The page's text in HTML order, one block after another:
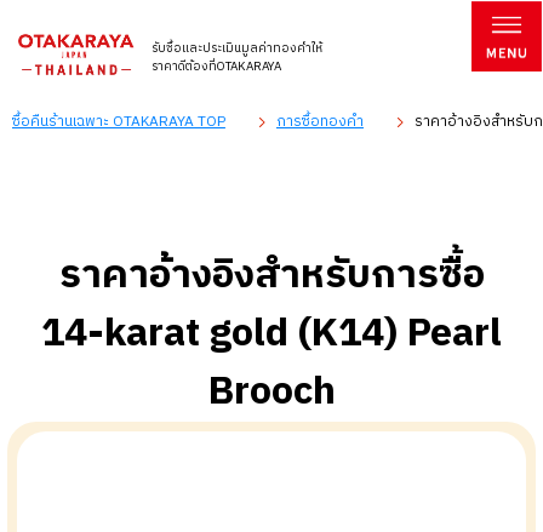
รับซื้อและประเมินมูลค่าทองคำให้
ราคาดีต้องที่OTAKARAYA
ซื้อคืนร้านเฉพาะ OTAKARAYA TOP การซื้อทองคำ ราคาอ้างอิงสำหรับ
ราคาอ้างอิงสำหรับการซื้อ
14-karat gold (K14) Pearl
Brooch